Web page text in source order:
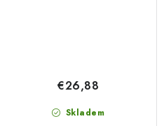
Skladem
€26,88